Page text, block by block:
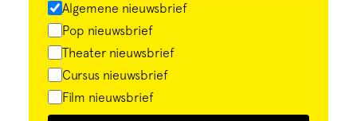
Algemene nieuwsbrief
Pop nieuwsbrief
Theater nieuwsbrief
Cursus nieuwsbrief
Film nieuwsbrief